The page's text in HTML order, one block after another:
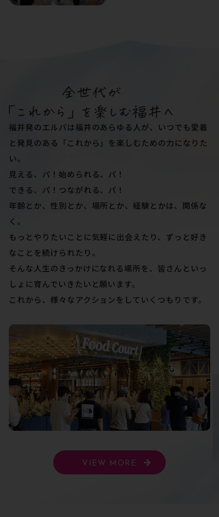
福井発のエルパは福井のあらゆる人が、いつでも愛着
と発見のある「これから」を楽しむための力になりた
い。
見える、パ！始められる、パ！
できる、パ！つながれる、パ！
年齢とか、性別とか、場所とか、経験とかは、関係な
く。
もっとやりたいことに気軽に出会えたり、ずっと好き
なことを続けられたり。
そんな人生のきっかけになれる場所を、皆さんといっ
しょに育んでいきたいと願います。
これから、様々なアクションをしていくつもりです。
VIEW MORE